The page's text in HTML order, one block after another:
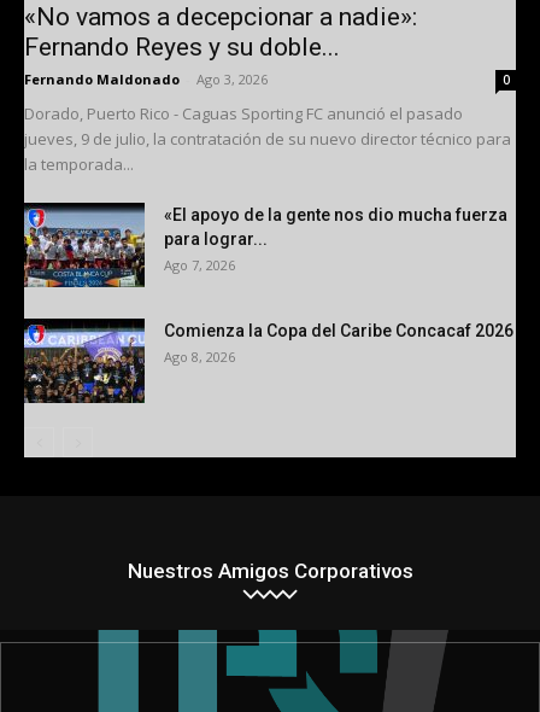
«No vamos a decepcionar a nadie»:
Fernando Reyes y su doble...
Fernando Maldonado Ago 3, 2026 0
Dorado, Puerto Rico - Caguas Sporting FC anunció el pasado
jueves, 9 de julio, la contratación de su nuevo director técnico para
la temporada...
«El apoyo de la gente nos dio mucha fuerza
para lograr...
Ago 7, 2026
Comienza la Copa del Caribe Concacaf 2026
Ago 8, 2026
Nuestros Amigos Corporativos